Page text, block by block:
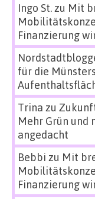
Ingo St.zu Mit
Finanzierung
für die
Trina zu
Mehr Grün und
angedacht
Bebbi zu Mit
Finanzierung